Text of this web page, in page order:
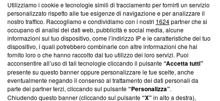
Questa sezione offre informazioni trasparenti su Blasting
News, sui nostri processi editoriali e su come ci impegniamo a
creare news di qualità. Inoltre, afferma la nostra aderenza a
‘Trust Project - News with Integrity’Blasting News non è
ancora membro del programma, ma ha richiesto di farne
parte; Trust Project non ha ancora effettuato una verifica di
conformità agli standard.
Su di noi
Utilizziamo i cookie e tecnologie simili di tracciamento per fornirti un servizio
personalizzato rispetto alle tue esigenze di navigazione e per analizzare il
nostro traffico. Raccogliamo e condividiamo con i nostri 1624partner che si
occupano di analisi dei dati web, pubblicità e social media, alcune
informazioni sul tuo dispositivo, come l’indirizzo IP e le caratteristiche del tuo
dispositivo, i quali potrebbero combinarle con altre informazioni che hai
fornito loro o che hanno raccolto dal tuo utilizzo dei loro servizi. Puoi
acconsentire all’uso di tali tecnologie cliccando il pulsante“Accetta tutti”
presente su questo banner oppure personalizzare le tue scelte, anche
eventualmente negando il consenso al trattamento dei dati personali da
parte dei partner terzi, cliccando sul pulsante“Personalizza”.
Chiudendo questo banner (cliccando sul pulsante“X”in alto a destra),